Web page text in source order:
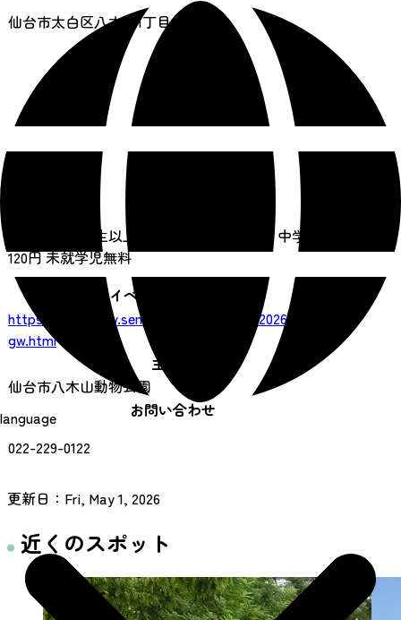
language
仙台市太白区八木山1丁目43番地
おとな（高校生以上）480円 こども（小・中学生）
120円 未就学児無料
イベントサイトURL
https://www.city.sendai.jp/zoo/event/2026-
gw.html
主催者
仙台市八木山動物公園
お問い合わせ
022-229-0122
更新日： Fri, May 1, 2026
近くのスポット